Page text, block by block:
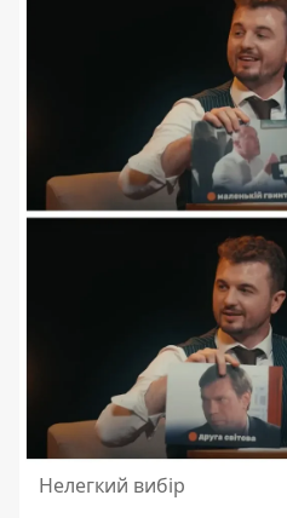
Нелегкий вибір